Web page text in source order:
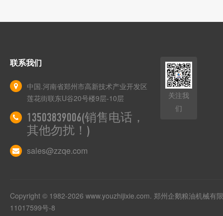
联系我们
中国.河南省郑州市高新技术产业开发区
莲花街联东U谷20号楼9层-10层
13503839006(销售电话，
其他勿扰！)
sales@zzqe.com
关注我
们
Copyright © 1982-2026 www.youzhijixie.com. 郑州企鹅粮油机械
11017599号-8